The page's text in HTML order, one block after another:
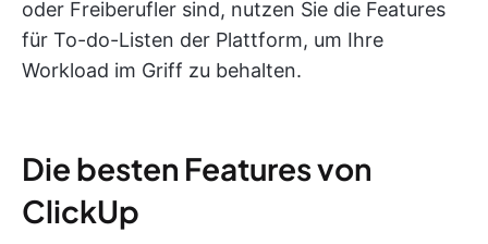
oder Freiberufler sind, nutzen Sie die Features
für To-do-Listen der Plattform, um Ihre
Workload im Griff zu behalten.
Die besten Features von
ClickUp